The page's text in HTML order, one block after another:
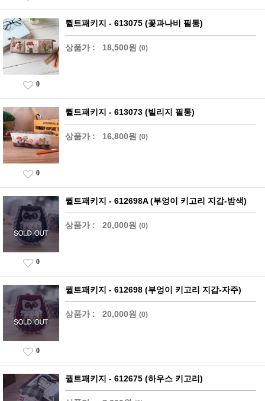
퀼트패키지 - 613075 (꽃과나비 필통)
상품가 : 18,500원 (0)
0
퀼트패키지 - 613073 (빌리지 필통)
상품가 : 16,800원 (0)
0
퀼트패키지 - 612698A (부엉이 키고리 지갑-밤색)
상품가 : 20,000원 (0)
0
퀼트패키지 - 612698 (부엉이 키고리 지갑-자주)
상품가 : 20,000원 (0)
0
퀼트패키지 - 612675 (하우스 키고리)